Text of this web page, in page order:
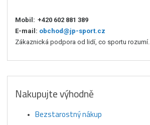
Mobil: +420 602 881 389
E-mail: obchod@jp-sport.cz
Zákaznická podpora od lidí, co sportu rozumí.
Nakupujte výhodně
Bezstarostný nákup